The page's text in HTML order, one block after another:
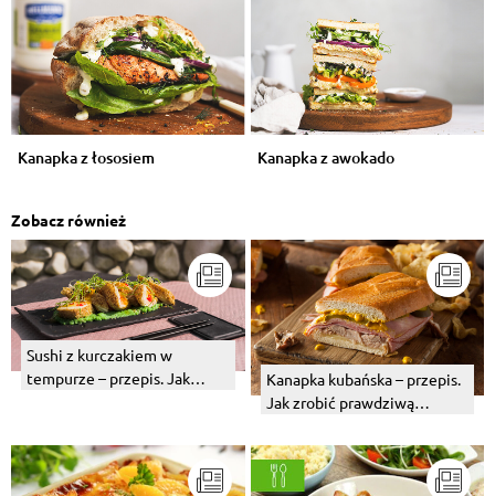
Kanapka z łososiem Kanapka z awokado
Zobacz również
Sushi z kurczakiem w
tempurze – przepis. Jak
Kanapka kubańska – przepis.
Jak zrobić prawdziwą